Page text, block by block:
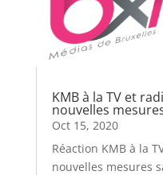
KMB à la TV et
nouvelles
Oct 15, 2020
Réaction KMB à la
nouvelles mesures